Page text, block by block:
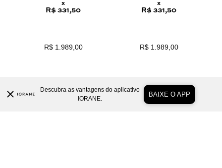
x
R$ 331,50
R$ 1.989,00
x
R$ 331,50
R$ 1.989,00
Descubra as vantagens do aplicativo
IORANE.
BAIXE O APP